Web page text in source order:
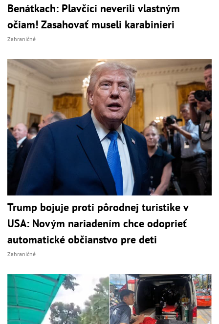
Benátkach: Plavčíci neverili vlastným
očiam! Zasahovať museli karabinieri
Zahraničné
Trump bojuje proti pôrodnej turistike v
USA: Novým nariadením chce odoprieť
automatické občianstvo pre deti
Zahraničné